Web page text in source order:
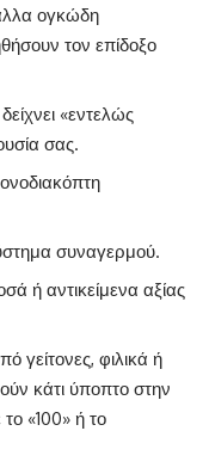
ογκώδη
τον επίδοξο
«εντελώς
σας.
συναγερμού.
ή αντικείμενα αξίας
γείτονες, φιλικά ή
κάτι ύποπτο στην
το «100» ή το